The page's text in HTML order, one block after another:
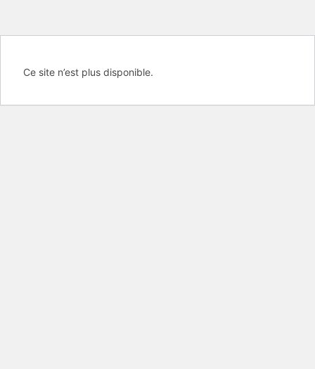
Ce site n’est plus disponible.